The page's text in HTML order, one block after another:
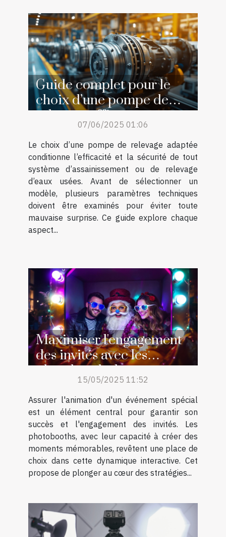
Guide complet pour le
choix d’une pompe de
relevage efficace
07/06/2025 01:06
Le choix d’une pompe de relevage adaptée
conditionne l’efficacité et la sécurité de tout
système d’assainissement ou de relevage
d’eaux usées. Avant de sélectionner un
modèle, plusieurs paramètres techniques
doivent être examinés pour éviter toute
mauvaise surprise. Ce guide explore chaque
aspect...
Maximiser l'engagement
des invités avec les
photobooths lors
d'événements spéciaux
15/05/2025 11:52
Assurer l'animation d'un événement spécial
est un élément central pour garantir son
succès et l'engagement des invités. Les
photobooths, avec leur capacité à créer des
moments mémorables, revêtent une place de
choix dans cette dynamique interactive. Cet
propose de plonger au cœur des stratégies...